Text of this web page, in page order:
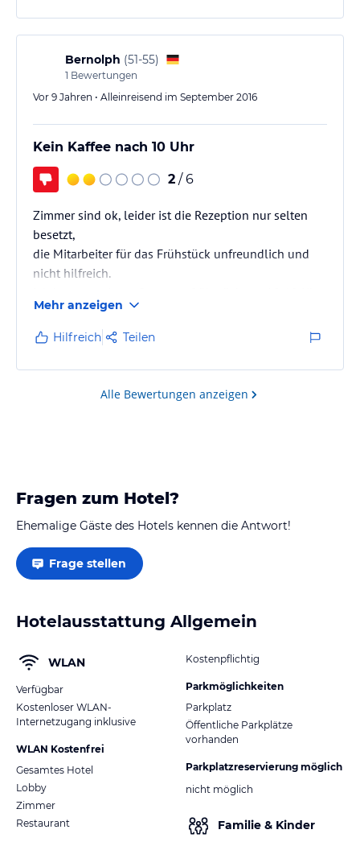
Bernolph (51-55)
1 Bewertungen
Vor 9 Jahren • Alleinreisend im September 2016
Kein Kaffee nach 10 Uhr
2 / 6
Zimmer sind ok, leider ist die Rezeption nur selten
besetzt,
die Mitarbeiter für das Frühstück unfreundlich und
nicht hilfreich.
um einen Kaffee gebeten, der mir verwehrt wurde mit
dem Hinweis auf die Frühstückszeit, die um 10 Uhr
endet. Für ein € 12,50 Frühstück eine Frechheit.
Nicht empfehlenswert - für mich nie wieder!
Mehr anzeigen
Hilfreich Teilen
Alle Bewertungen anzeigen
Fragen zum Hotel?
Ehemalige Gäste des Hotels kennen die Antwort!
Frage stellen
Hotelausstattung Allgemein
WLAN
Verfügbar
Kostenloser WLAN-
Internetzugang inklusive
WLAN Kostenfrei
Gesamtes Hotel
Lobby
Zimmer
Restaurant
Kostenpflichtig
Parkmöglichkeiten
Parkplatz
Öffentliche Parkplätze
vorhanden
Parkplatzreservierung möglich
nicht möglich
Familie & Kinder